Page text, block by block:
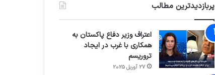
پربازدیدترین مطالب
اعتراف وزیر دفاع پاکستان به
همکاری با غرب در ایجاد
تروریسم
27 آوریل 2025